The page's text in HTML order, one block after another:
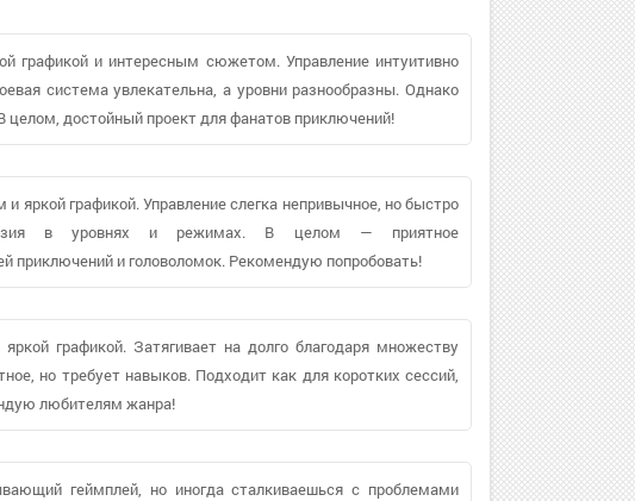
графикой и интересным сюжетом. Управление интуитивно
система увлекательна, а уровни разнообразны. Однако
достойный проект для фанатов приключений!
яркой графикой. Управление слегка непривычное, но быстро
в уровнях и режимах. В целом — приятное
приключений и головоломок. Рекомендую попробовать!
графикой. Затягивает на долго благодаря множеству
но требует навыков. Подходит как для коротких сессий,
любителям жанра!
геймплей, но иногда сталкиваешься с проблемами